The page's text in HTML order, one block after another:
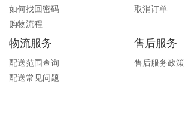
如何找回密码
购物流程
取消订单
物流服务
配送范围查询
配送常见问题
售后服务
售后服务政策